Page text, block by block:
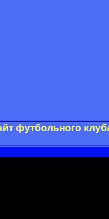
футбольного